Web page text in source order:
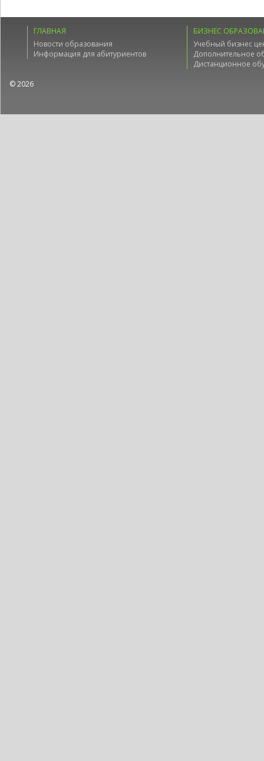
ГЛАВНАЯ
Новости образования
Информация для абитуриентов
БИЗНЕС
Учебный бизнес
Дополнительное
Дистанционное
© 2026